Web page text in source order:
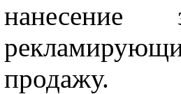
нанесение
продажу.